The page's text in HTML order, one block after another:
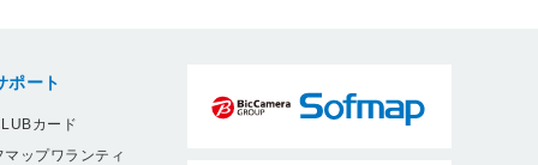
ポート
カード
ップワランティ